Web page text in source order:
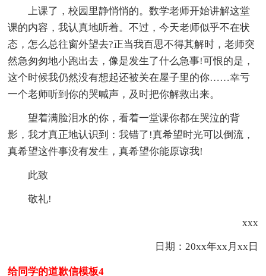
上课了，校园里静悄悄的。数学老师开始讲解这堂
课的内容，我认真地听着。不过，今天老师似乎不在状
态，怎么总往窗外望去?正当我百思不得其解时，老师突
然急匆匆地小跑出去，像是发生了什么急事!可恨的是，
这个时候我仍然没有想起还被关在屋子里的你……幸亏
一个老师听到你的哭喊声，及时把你解救出来。
望着满脸泪水的你，看着一堂课你都在哭泣的背
影，我才真正地认识到：我错了!真希望时光可以倒流，
真希望这件事没有发生，真希望你能原谅我!
此致
敬礼!
xxx
日期：20xx年xx月xx日
给同学的道歉信模板4